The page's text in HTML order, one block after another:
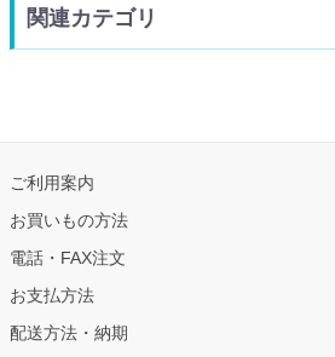
関連カテゴリ
ご利用案内
お買いもの方法
電話・FAX注文
お支払方法
配送方法・納期